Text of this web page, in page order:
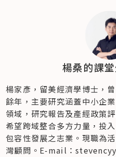
楊桑的課
楊家彥，留美經濟學博士，
餘年，主要研究涵蓋中小企
領域，研究報告及產經政策
希望跨域整合多方力量，投
包容性發展之志業。現職為
灣顧問。E-mail：